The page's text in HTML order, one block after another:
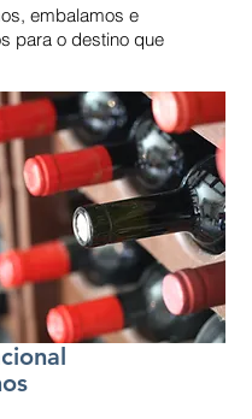
embalamos e
para o destino que